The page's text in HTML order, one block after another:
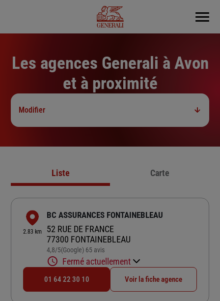
Menu
Les agences Generali à Avon
et à proximité
Modifier
Liste Carte
2.83 km
BC ASSURANCES FONTAINEBLEAU
52 RUE DE FRANCE
77300 FONTAINEBLEAU
4,8/5Note de 4.8 sur 5
(Google) 65 avis
Fermé actuellement
01 64 22 30 10 Voir la fiche agence